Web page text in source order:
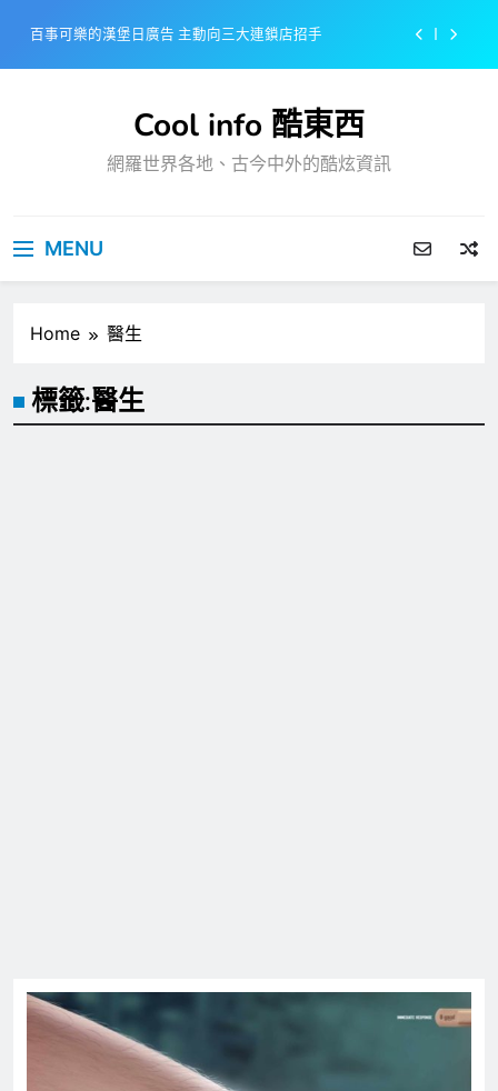
content
百事可樂的漢堡日廣告 主動向三大連鎖店招手
戴著金牌的醬油瓶 市佔率第一的龜甲萬廣告
感動落淚也笑到流淚的斷髮式
Cool info 酷東西
網羅世界各地、古今中外的酷炫資訊
MENU
Home 醫生
標籤:醫生